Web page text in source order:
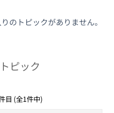
のトピックがありません。
ピック
目 (全1件中)